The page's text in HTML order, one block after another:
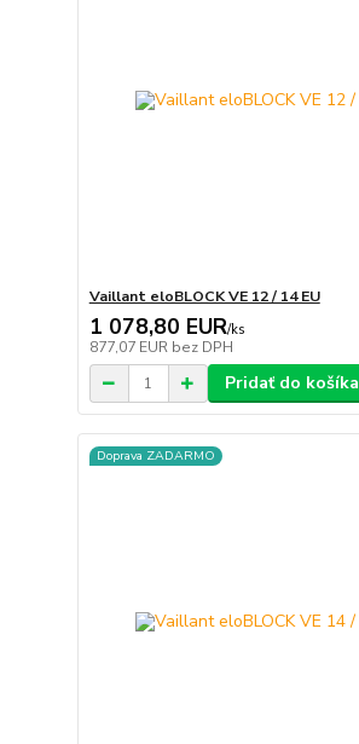
Vaillant eloBLOCK VE 12 / 14 EU
1 078,80 EUR/ks
877,07 EUR bez DPH
Pridať do košíka
Doprava ZADARMO